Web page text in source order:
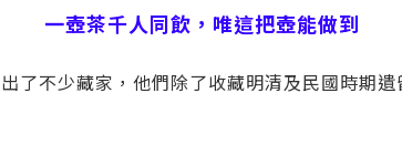
一壺茶千人同飲，唯這把壺能做到
了不少藏家，他們除了收藏明清及民國時期